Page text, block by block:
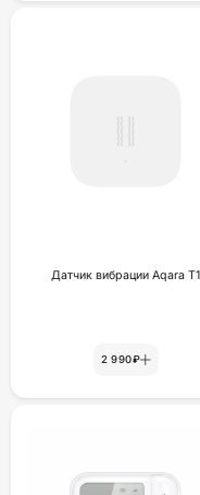
Датчик вибрации Aqara T1
2 990₽